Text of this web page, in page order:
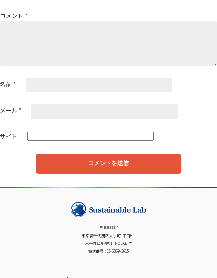
ョ
コメント *
名前 *
メール *
サイト
〒100-0004
東京都千代田区大手町1丁目6-1
大手町ビル4階 FINOLAB 内
電話番号 : 03-6869-3615